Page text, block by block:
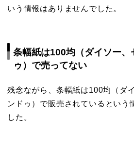
いう情報はありませんでした。
条幅紙は100均（ダイソー、
ゥ）で売ってない
残念ながら、条幅紙は100均（ダ
ンドゥ）で販売されているという
した。